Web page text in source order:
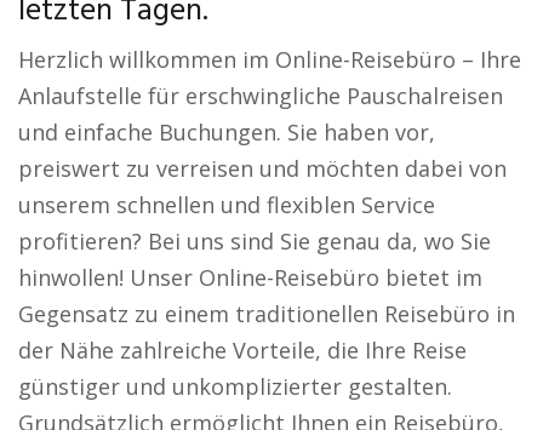
letzten Tagen.
Herzlich willkommen im Online-Reisebüro – Ihre
Anlaufstelle für erschwingliche Pauschalreisen
und einfache Buchungen. Sie haben vor,
preiswert zu verreisen und möchten dabei von
unserem schnellen und flexiblen Service
profitieren? Bei uns sind Sie genau da, wo Sie
hinwollen! Unser Online-Reisebüro bietet im
Gegensatz zu einem traditionellen Reisebüro in
der Nähe zahlreiche Vorteile, die Ihre Reise
günstiger und unkomplizierter gestalten.
Grundsätzlich ermöglicht Ihnen ein Reisebüro,